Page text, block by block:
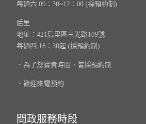
每週六 09：30~12：00 (採預約制)
后里
地址：421后里區三光路109號
每週四 18：30起 (採預約制)
．為了您寶貴時間．皆採預約制
．歡迎來電預約
問政服務時段